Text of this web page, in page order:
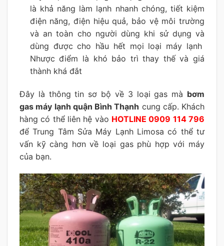
là khả năng làm lạnh nhanh chóng, tiết kiệm
điện năng, điện hiệu quả, bảo vệ môi trường
và an toàn cho người dùng khi sử dụng và
dùng được cho hầu hết mọi loại máy lạnh
Nhược điểm là khó bảo trì thay thế và giá
thành khá đắt
Đây là thông tin sơ bộ về 3 loại gas mà bơm
gas máy lạnh quận Bình Thạnh cung cấp. Khách
hàng có thể liên hệ vào HOTLINE 0909 114 796
để Trung Tâm Sửa Máy Lạnh Limosa có thể tư
vấn kỹ càng hơn về loại gas phù hợp với máy
của bạn.